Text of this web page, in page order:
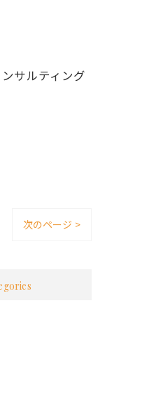
サルティング
次のページ >